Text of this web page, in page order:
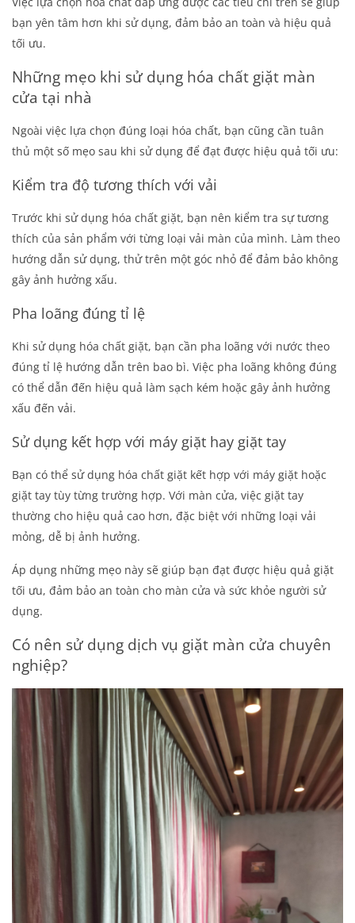
bạn yên tâm hơn khi sử dụng, đảm bảo an toàn và hiệu quả
tối ưu.
Những mẹo khi sử dụng hóa chất giặt màn
cửa tại nhà
Ngoài việc lựa chọn đúng loại hóa chất, bạn cũng cần tuân
thủ một số mẹo sau khi sử dụng để đạt được hiệu quả tối ưu:
Kiểm tra độ tương thích với vải
Trước khi sử dụng hóa chất giặt, bạn nên kiểm tra sự tương
thích của sản phẩm với từng loại vải màn của mình. Làm theo
hướng dẫn sử dụng, thử trên một góc nhỏ để đảm bảo không
gây ảnh hưởng xấu.
Pha loãng đúng tỉ lệ
Khi sử dụng hóa chất giặt, bạn cần pha loãng với nước theo
đúng tỉ lệ hướng dẫn trên bao bì. Việc pha loãng không đúng
có thể dẫn đến hiệu quả làm sạch kém hoặc gây ảnh hưởng
xấu đến vải.
Sử dụng kết hợp với máy giặt hay giặt tay
Bạn có thể sử dụng hóa chất giặt kết hợp với máy giặt hoặc
giặt tay tùy từng trường hợp. Với màn cửa, việc giặt tay
thường cho hiệu quả cao hơn, đặc biệt với những loại vải
mỏng, dễ bị ảnh hưởng.
Áp dụng những mẹo này sẽ giúp bạn đạt được hiệu quả giặt
tối ưu, đảm bảo an toàn cho màn cửa và sức khỏe người sử
dụng.
Có nên sử dụng dịch vụ giặt màn cửa chuyên
nghiệp?